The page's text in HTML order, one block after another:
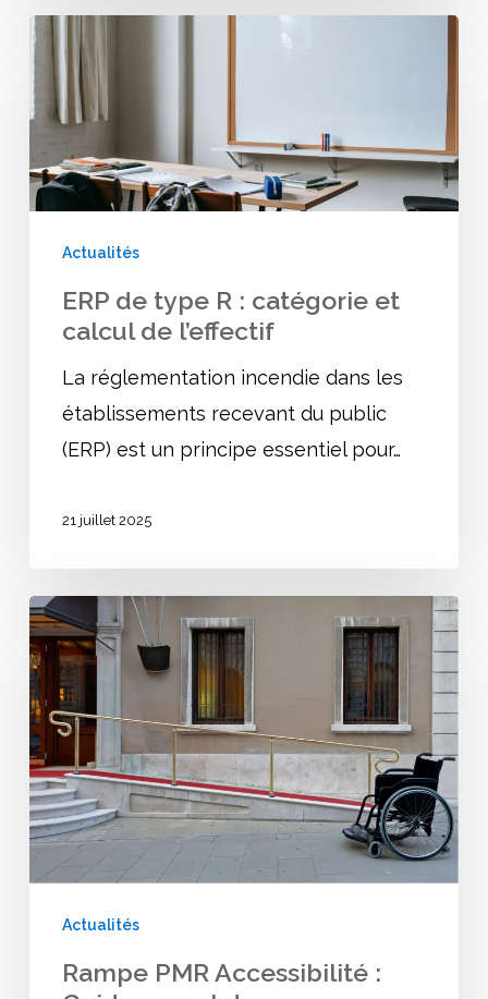
ERP
de
type
:
catégorie
Actualités
ERP de type R : catégorie et
calcul de l’effectif
La réglementation incendie dans les
établissements recevant du public
(ERP) est un principe essentiel pour…
21 juillet 2025
Rampe
PMR
Accessibilité
:
Guide
complet
Actualités
Rampe PMR Accessibilité :